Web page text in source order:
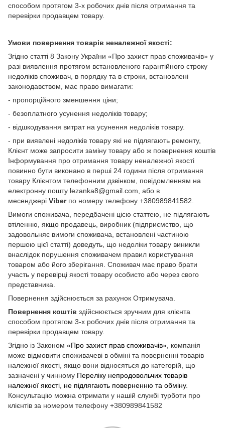
способом протягом 3-х робочих днів після отримання та
перевірки продавцем товару.
Умови повернення товарів неналежної якості:
Згідно статті 8 Закону України «Про захист прав споживачів» у
разі виявлення протягом встановленого гарантійного строку
недоліків споживач, в порядку та в строки, встановлені
законодавством, має право вимагати:
- пропорційного зменшення ціни;
- безоплатного усунення недоліків товару;
- відшкодування витрат на усунення недоліків товару.
- при виявлені недоліків товару які не підлягають ремонту,
Клієнт може запросити заміну товару або ж повернення коштів
Інформування про отримання товару неналежної якості
повинно бути виконано в перші 24 години після отримання
товару Клієнтом телефонним дзвінком, повідомленням на
електронну пошту lezanka8@gmail.com, або в
месенджері Viberпо номеру телефону +380989841582.
Вимоги споживача, передбачені цією статтею, не підлягають
втіленню, якщо продавець, виробник (підприємство, що
задовольняє вимоги споживача, встановлені частиною
першою цієї статті) доведуть, що недоліки товару виникли
внаслідок порушення споживачем правил користування
товаром або його зберігання. Споживач має право брати
участь у перевірці якості товару особисто або через свого
представника.
Повернення здійснюється за рахунок Отримувача.
Повернення коштів здійснюється зручним для клієнта
способом протягом 3-х робочих днів після отримання та
перевірки продавцем товару.
Згідно із Законом «Про захист прав споживачів» , компанія
може відмовити споживачеві в обміні та поверненні товарів
належної якості, якщо вони відносяться до категорій, що
зазначені у чинному Переліку непродовольчих товарів
належної якості, не підлягають поверненню та обміну.
Консультацію можна отримати у нашій службі турботи про
клієнтів за номером телефону +380989841582